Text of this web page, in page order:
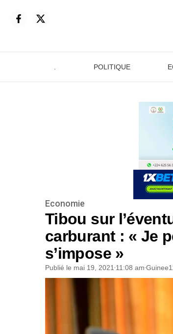
POLITIQUE
Economie
Tibou sur
carburant : « Je
s’impose »
Publié le mai 19, 2021 11:08 am